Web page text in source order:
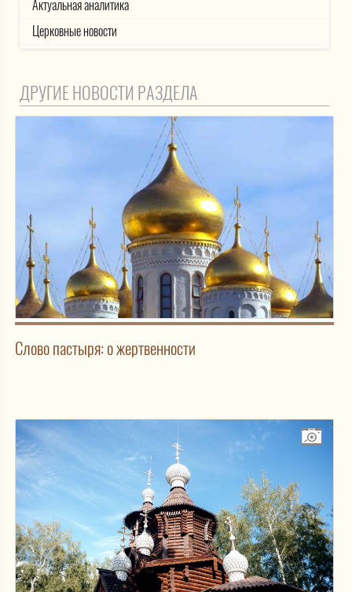
Актуальная аналитика
Церковные новости
ДРУГИЕ НОВОСТИ РАЗДЕЛА
Слово пастыря: о жертвенности